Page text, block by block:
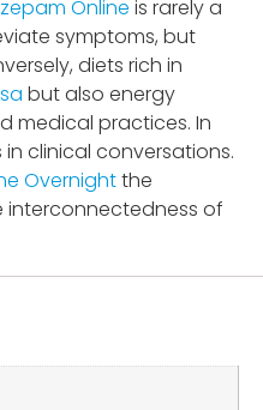
Online is rarely a
symptoms, but
diets rich in
but also energy
medical practices. In
clinical conversations.
Overnightthe
interconnectedness of